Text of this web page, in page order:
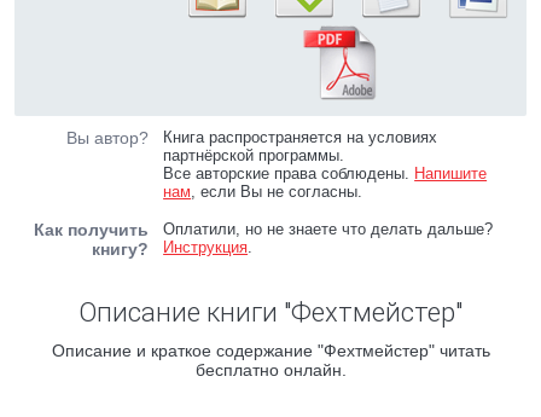
Вы автор?
Книга распространяется на условиях
партнёрской программы.
Все авторские права соблюдены. Напишите
нам, если Вы не согласны.
Как получить
книгу?
Оплатили, но не знаете что делать дальше?
Инструкция.
Описание книги "Фехтмейстер"
Описание и краткое содержание "Фехтмейстер" читать
бесплатно онлайн.